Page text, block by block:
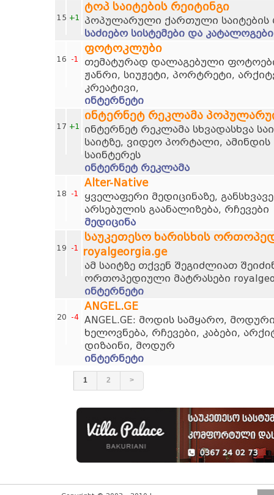
15 +1
ტოპ საიტების რეიტინგი
პოპულარული ქართული საიტების
საძიებო სისტემები და კატალოგები
16 -1
ფოტოკლუბი
თემატურად დალაგებული
ჟანრი, სიუჟეტი, პორტრეტი,
კრეატივი,
ინტერნეტი
17 +1
ინტერნეტ რეკლამა
ინტერნეტ რეკლამა სხვადასხვა
საიტზე, ვიდეო პორტალი,
საინტერეს
ინტერნეტ რეკლამა
18 -1
Alter-Native
ყველაფერი მედიცინაზე,
არსებულის გაანალიზება, რჩევები
მედიცინა
19 -1
საუკეთესო ხარისხის
royalgeorgia.ge
ამ საიტზე თქვენ შეგიძლიათ
ორთოპედიული მატრასები
ინტერნეტი
20 -4
ANGEL.GE
ANGEL.GE: მოდის სამყარო,
ხელოვნება, რჩევები, კაბები,
დიზაინი, მოდურ
ინტერნეტი
1 2 >